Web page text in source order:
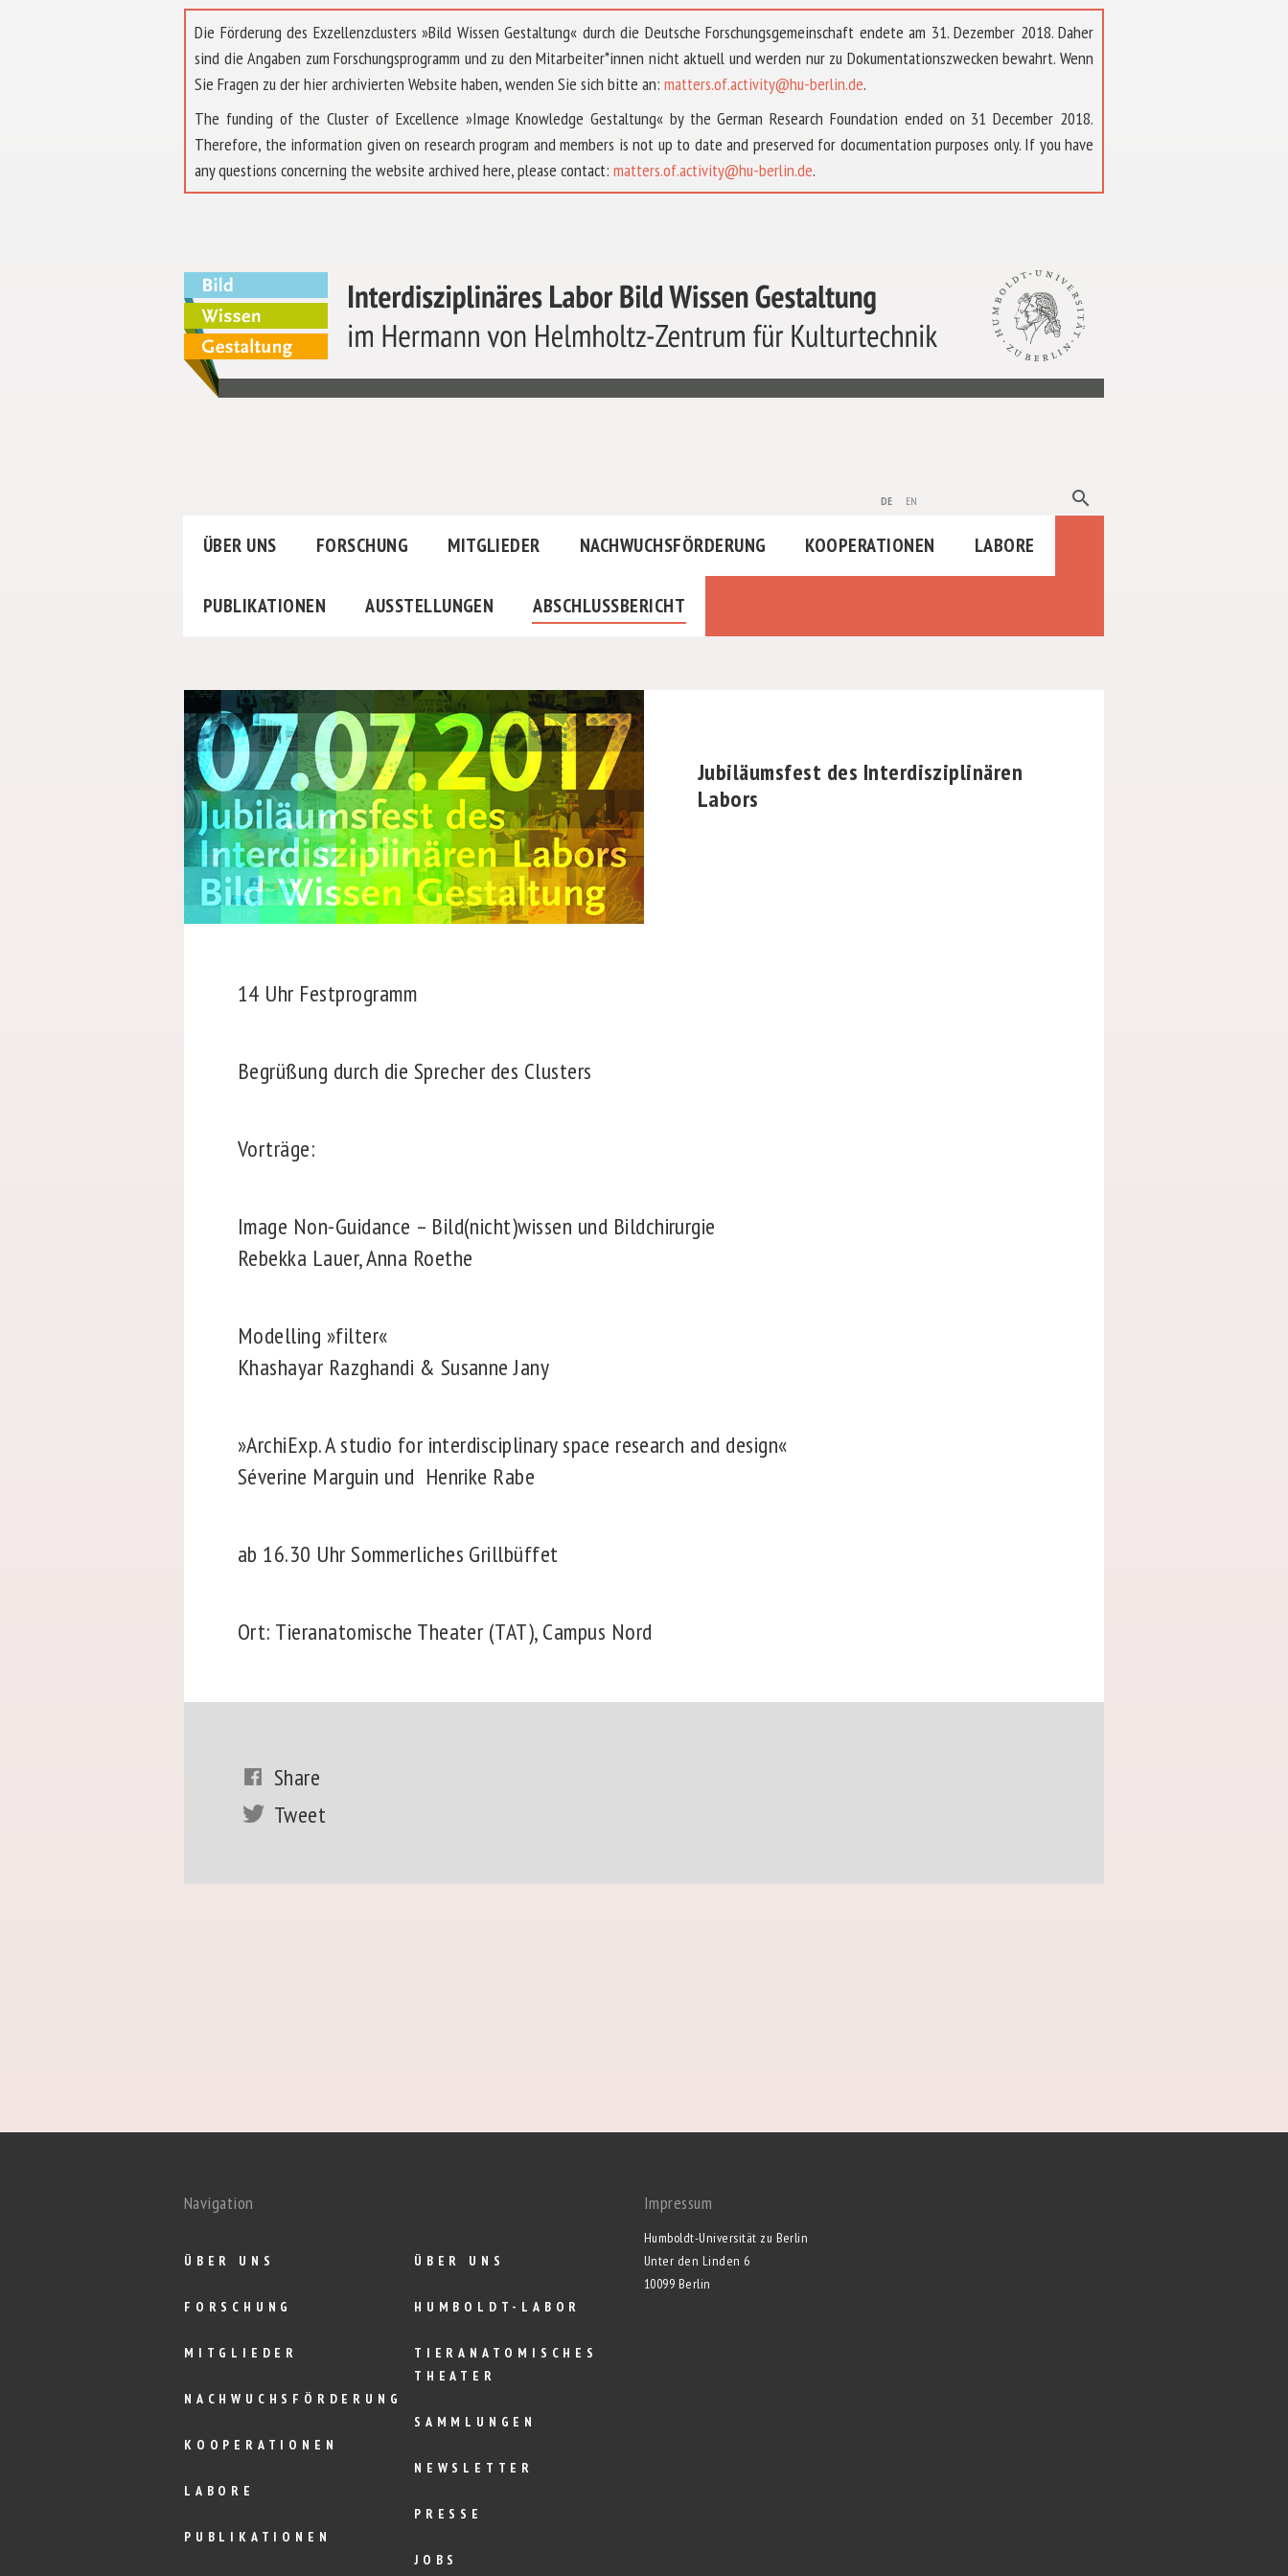
Die Förderung des Exzellenzclusters »Bild Wissen Gestaltung« durch die Deutsche Forschungsgemeinschaft endete am 31. Dezember 2018. Daher
sind die Angaben zum Forschungsprogramm und zu den Mitarbeiter*innen nicht aktuell und werden nur zu Dokumentationszwecken bewahrt. Wenn
Sie Fragen zu der hier archivierten Website haben, wenden Sie sich bitte an: matters.of.activity@hu-berlin.de.
The funding of the Cluster of Excellence »Image Knowledge Gestaltung« by the German Research Foundation ended on 31 December 2018.
Therefore, the information given on research program and members is not up to date and preserved for documentation purposes only. If you have
any questions concerning the website archived here, please contact: matters.of.activity@hu-berlin.de.
de en search
ÜBER UNS FORSCHUNG MITGLIEDER NACHWUCHSFÖRDERUNG KOOPERATIONEN LABORE
PUBLIKATIONEN AUSSTELLUNGEN ABSCHLUSSBERICHT
Jubiläumsfest des Interdisziplinären
Labors
14 Uhr Festprogramm
Begrüßung durch die Sprecher des Clusters
Vorträge:
Image Non-Guidance – Bild(nicht)wissen und Bildchirurgie
Rebekka Lauer, Anna Roethe
Modelling »filter«
Khashayar Razghandi & Susanne Jany
»ArchiExp. A studio for interdisciplinary space research and design«
Séverine Marguin und Henrike Rabe
ab 16.30 Uhr Sommerliches Grillbüffet
Ort: Tieranatomische Theater (TAT), Campus Nord
Share
Tweet
Navigation
ÜBER UNS
FORSCHUNG
MITGLIEDER
NACHWUCHSFÖRDERUNG
KOOPERATIONEN
LABORE
PUBLIKATIONEN
ÜBER UNS
HUMBOLDT-LABOR
TIERANATOMISCHES
THEATER
SAMMLUNGEN
NEWSLETTER
PRESSE
JOBS
Impressum
Humboldt-Universität zu Berlin
Unter den Linden 6
10099 Berlin